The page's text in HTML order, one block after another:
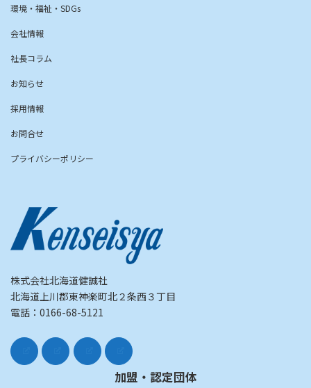
環境・福祉・SDGs
会社情報
社長コラム
お知らせ
採用情報
お問合せ
プライバシーポリシー
株式会社北海道健誠社
北海道上川郡東神楽町北２条西３丁目
電話：0166-68-5121
加盟・認定団体